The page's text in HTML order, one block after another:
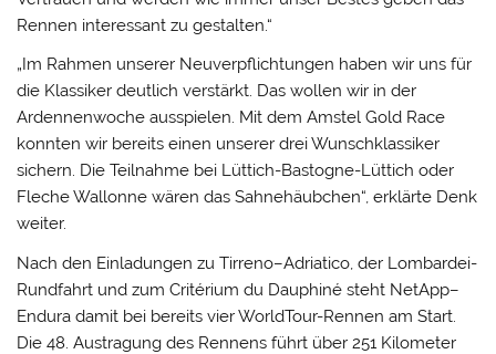
Rennen interessant zu gestalten.“
„Im Rahmen unserer Neuverpflichtungen haben wir uns für
die Klassiker deutlich verstärkt. Das wollen wir in der
Ardennenwoche ausspielen. Mit dem Amstel Gold Race
konnten wir bereits einen unserer drei Wunschklassiker
sichern. Die Teilnahme bei Lüttich-Bastogne-Lüttich oder
Fleche Wallonne wären das Sahnehäubchen“, erklärte Denk
weiter.
Nach den Einladungen zu Tirreno–Adriatico, der Lombardei-
Rundfahrt und zum Critérium du Dauphiné steht NetApp–
Endura damit bei bereits vier WorldTour-Rennen am Start.
Die 48. Austragung des Rennens führt über 251 Kilometer